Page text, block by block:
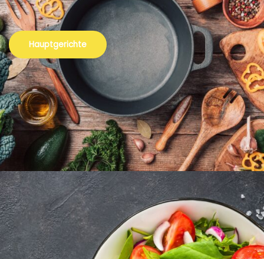
Hauptgerichte